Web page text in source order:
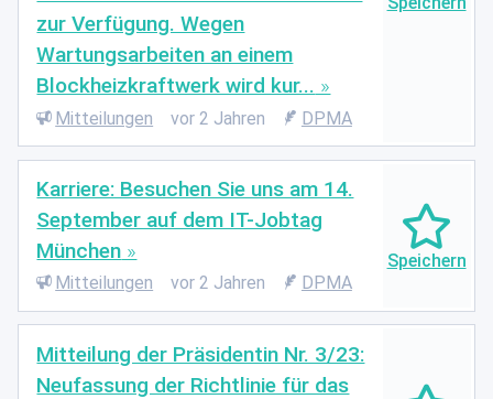
zur Verfügung. Wegen
Wartungsarbeiten an einem
Blockheizkraftwerk wird kur...
Mitteilungen vor 2 Jahren DPMA
Karriere: Besuchen Sie uns am 14.
September auf dem IT-Jobtag
München
Mitteilungen vor 2 Jahren DPMA
Mitteilung der Präsidentin Nr. 3/23:
Neufassung der Richtlinie für das